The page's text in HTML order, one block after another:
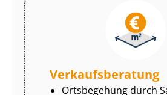
Ver­kaufs­be­ra­tung
Ortsbegehung durch